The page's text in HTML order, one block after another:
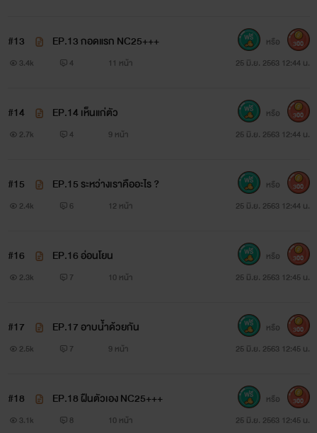
“รันไม่ได้เป็นทอม ถึงเป็น..มันก็เมียกูอยู่ดี..”
ความรักโคตรฮาร์ดคอของผอ.หนุ่มกับครูพละสาว...
เมฆินทร์&วิรันดา
#13 EP.13 กอดแรก NC25+++
3.4k 4 11 หน้า 25 มิ.ย. 2563 12:44 น.
หรือ 300
#14 EP.14 เห็นแก่ตัว
2.7k 4 9 หน้า 25 มิ.ย. 2563 12:44 น.
หรือ 300
#15 EP.15 ระหว่างเราคืออะไร ?
2.4k 6 12 หน้า 25 มิ.ย. 2563 12:44 น.
หรือ 300
#16 EP.16 อ่อนโยน
2.3k 7 10 หน้า 25 มิ.ย. 2563 12:45 น.
หรือ 300
#17 EP.17 อาบน้ำด้วยกัน
2.5k 7 9 หน้า 25 มิ.ย. 2563 12:45 น.
หรือ 300
#18 EP.18 ฝืนตัวเอง NC25+++
3.1k 8 10 หน้า 25 มิ.ย. 2563 12:45 น.
หรือ 300